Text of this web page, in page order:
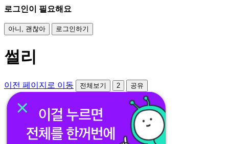
로그인이 필요해요
아니, 괜찮아 로그인하기
썰리
이전 페이지로 이동 전체보기 2 공유